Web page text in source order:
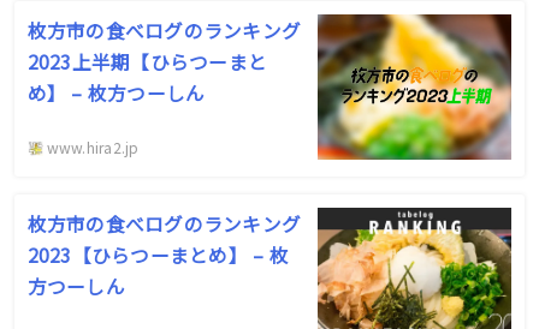
枚方市の食べログのランキング
2023上半期【ひらつーまと
め】 – 枚方つーしん
www.hira2.jp
枚方市の食べログのランキング
2023【ひらつーまとめ】 – 枚
方つーしん